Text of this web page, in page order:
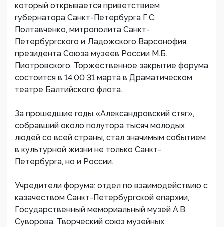
который открывается приветствием
губернатора Санкт-Петербурга Г.С.
Полтавченко, митрополита Санкт-
Петербургского и Ладожского Варсонофия,
президента Союза музеев России М.Б.
Пиотровского. Торжественное закрытие форума
состоится в 14.00 31 марта в Драматическом
театре Балтийского флота.
За прошедшие годы «Александровский стяг»,
собравший около полутора тысяч молодых
людей со всей страны, стал значимым событием
в культурной жизни не только Санкт-
Петербурга, но и России.
Учредители форума: отдел по взаимодействию с
казачеством Санкт-Петербургской епархии,
Государственный мемориальный музей А.В.
Суворова, Творческий союз музейных